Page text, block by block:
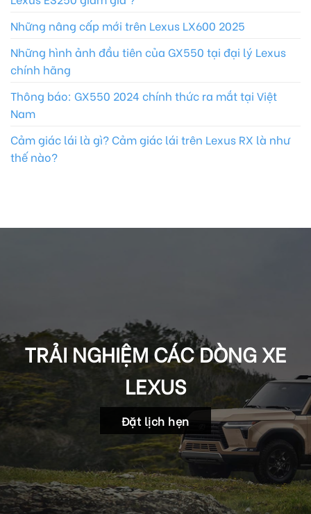
Những nâng cấp mới trên Lexus LX600 2025
Những hình ảnh đầu tiên của GX550 tại đại lý Lexus
chính hãng
Thông báo: GX550 2024 chính thức ra mắt tại Việt
Nam
Cảm giác lái là gì? Cảm giác lái trên Lexus RX là như
thế nào?
TRẢI NGHIỆM CÁC DÒNG XE
LEXUS
Đặt lịch hẹn